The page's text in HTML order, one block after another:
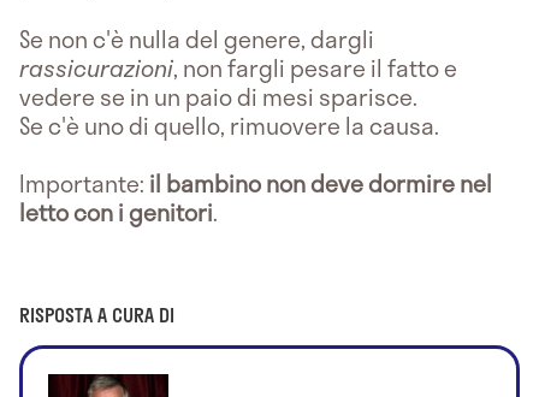
Se non c'è nulla del genere, dargli
rassicurazioni, non fargli pesare il fatto e
vedere se in un paio di mesi sparisce.
Se c'è uno di quello, rimuovere la causa.
Importante: il bambino non deve dormire nel
letto con i genitori.
RISPOSTA A CURA DI